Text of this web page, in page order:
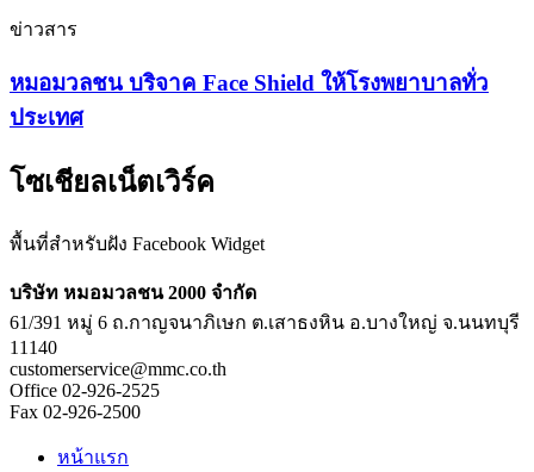
ข่าวสาร
หมอมวลชน บริจาค Face Shield ให้โรงพยาบาลทั่ว
ประเทศ
โซเชียลเน็ตเวิร์ค
พื้นที่สำหรับฝัง Facebook Widget
บริษัท หมอมวลชน 2000 จำกัด
61/391 หมู่ 6 ถ.กาญจนาภิเษก ต.เสาธงหิน อ.บางใหญ่ จ.นนทบุรี
11140
customerservice@mmc.co.th
Office 02-926-2525
Fax 02-926-2500
หน้าแรก